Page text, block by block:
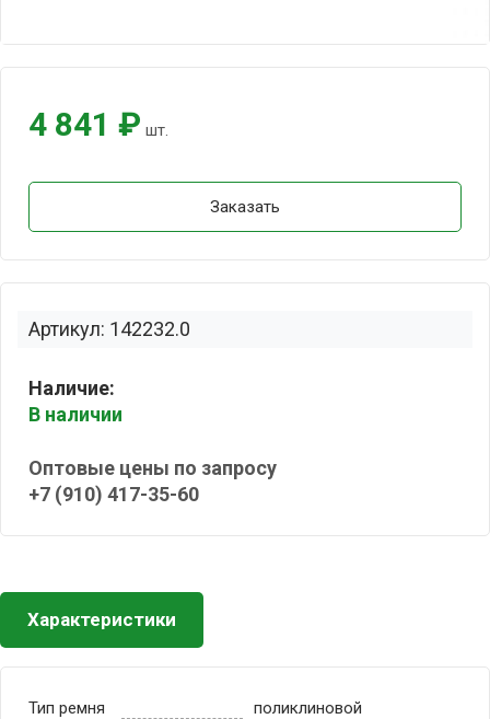
Артикул: 142232.0
Наличие:
В наличии
Оптовые цены по запросу
+7 (910) 417-35-60
4 841 ₽ шт.
Заказать
Характеристики
Тип ремня
поликлиновой